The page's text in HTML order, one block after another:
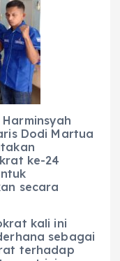
Dodi Martua
ke-24
secara
kali ini
sebagai
terhadap